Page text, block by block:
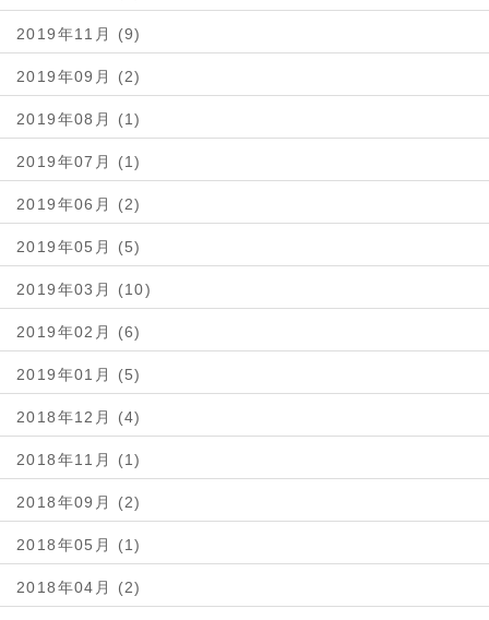
2019年11月 (9)
2019年09月 (2)
2019年08月 (1)
2019年07月 (1)
2019年06月 (2)
2019年05月 (5)
2019年03月 (10)
2019年02月 (6)
2019年01月 (5)
2018年12月 (4)
2018年11月 (1)
2018年09月 (2)
2018年05月 (1)
2018年04月 (2)